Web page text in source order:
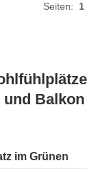
Seiten: 1
und Balkon
im Grünen